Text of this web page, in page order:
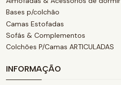
Bases p/colchão
Camas Estofadas
Sofás & Complementos
Colchões P/Camas ARTICULADAS
INFORMAÇÃO